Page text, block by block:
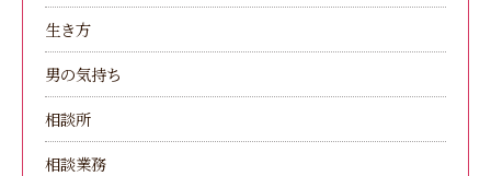
生き方
男の気持ち
相談所
相談業務